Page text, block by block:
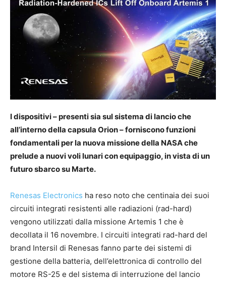
I dispositivi – presenti sia sul sistema di lancio che
all’interno della capsula Orion – forniscono funzioni
fondamentali per la nuova missione della NASA che
prelude a nuovi voli lunari con equipaggio, in vista di un
futuro sbarco su Marte.
Renesas Electronics ha reso noto che centinaia dei suoi
circuiti integrati resistenti alle radiazioni (rad-hard)
vengono utilizzati dalla missione Artemis 1 che è
decollata il 16 novembre. I circuiti integrati rad-hard del
brand Intersil di Renesas fanno parte dei sistemi di
gestione della batteria, dell’elettronica di controllo del
motore RS-25 e del sistema di interruzione del lancio